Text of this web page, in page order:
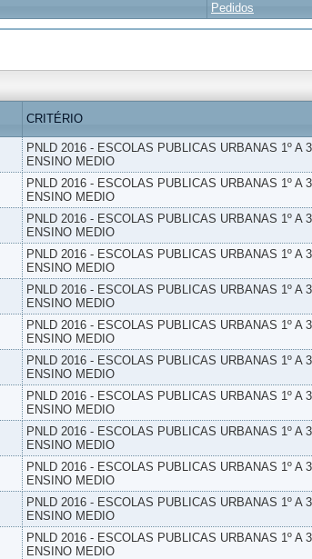
Pedidos
CRITÉRIO
PNLD 2016 - ESCOLAS PUBLICAS URBANAS 1º A
ENSINO MEDIO
PNLD 2016 - ESCOLAS PUBLICAS URBANAS 1º A
ENSINO MEDIO
PNLD 2016 - ESCOLAS PUBLICAS URBANAS 1º A
ENSINO MEDIO
PNLD 2016 - ESCOLAS PUBLICAS URBANAS 1º A
ENSINO MEDIO
PNLD 2016 - ESCOLAS PUBLICAS URBANAS 1º A
ENSINO MEDIO
PNLD 2016 - ESCOLAS PUBLICAS URBANAS 1º A
ENSINO MEDIO
PNLD 2016 - ESCOLAS PUBLICAS URBANAS 1º A
ENSINO MEDIO
PNLD 2016 - ESCOLAS PUBLICAS URBANAS 1º A
ENSINO MEDIO
PNLD 2016 - ESCOLAS PUBLICAS URBANAS 1º A
ENSINO MEDIO
PNLD 2016 - ESCOLAS PUBLICAS URBANAS 1º A
ENSINO MEDIO
PNLD 2016 - ESCOLAS PUBLICAS URBANAS 1º A
ENSINO MEDIO
PNLD 2016 - ESCOLAS PUBLICAS URBANAS 1º A
ENSINO MEDIO